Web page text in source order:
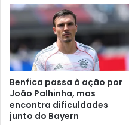
Benfica passa à ação por
João Palhinha, mas
encontra dificuldades
junto do Bayern